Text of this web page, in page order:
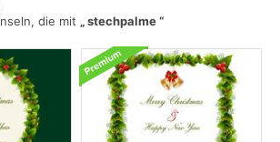
die mit
stechpalme